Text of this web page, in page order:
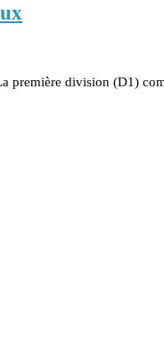
première division (D1)